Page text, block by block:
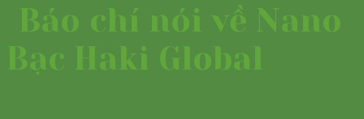
Báo chí nói về Nano
Bạc Haki Global